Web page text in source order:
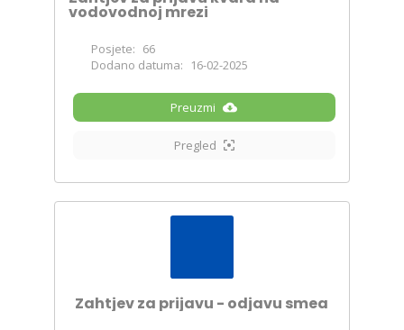
vodovodnoj mrezi
Posjete: 66
Dodano datuma:
16-02-2025
Preuzmi
Pregled
Zahtjev za prijavu - odjavu smea